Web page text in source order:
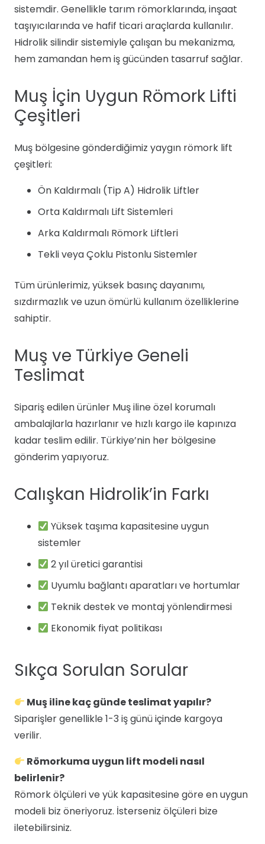
sistemdir. Genellikle tarım römorklarında, inşaat
taşıyıcılarında ve hafif ticari araçlarda kullanılır.
Hidrolik silindir sistemiyle çalışan bu mekanizma,
hem zamandan hem iş gücünden tasarruf sağlar.
Muş İçin Uygun Römork Lifti
Çeşitleri
Muş bölgesine gönderdiğimiz yaygın römork lift
çeşitleri:
Ön Kaldırmalı (Tip A) Hidrolik Liftler
Orta Kaldırmalı Lift Sistemleri
Arka Kaldırmalı Römork Liftleri
Tekli veya Çoklu Pistonlu Sistemler
Tüm ürünlerimiz, yüksek basınç dayanımı,
sızdırmazlık ve uzun ömürlü kullanım özelliklerine
sahiptir.
Muş ve Türkiye Geneli
Teslimat
Sipariş edilen ürünler Muş iline özel korumalı
ambalajlarla hazırlanır ve hızlı kargo ile kapınıza
kadar teslim edilir. Türkiye’nin her bölgesine
gönderim yapıyoruz.
Calışkan Hidrolik’in Farkı
Yüksek taşıma kapasitesine uygun
sistemler
2 yıl üretici garantisi
Uyumlu bağlantı aparatları ve hortumlar
Teknik destek ve montaj yönlendirmesi
Ekonomik fiyat politikası
Sıkça Sorulan Sorular
Muş iline kaç günde teslimat yapılır?
Siparişler genellikle 1-3 iş günü içinde kargoya
verilir.
Römorkuma uygun lift modeli nasıl
belirlenir?
Römork ölçüleri ve yük kapasitesine göre en uygun
modeli biz öneriyoruz. İsterseniz ölçüleri bize
iletebilirsiniz.